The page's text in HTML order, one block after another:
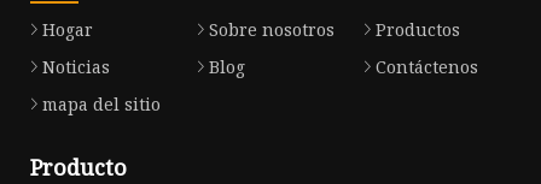
Hogar Sobre nosotros
Productos
Noticias
Blog
Contáctenos
mapa del sitio
Producto